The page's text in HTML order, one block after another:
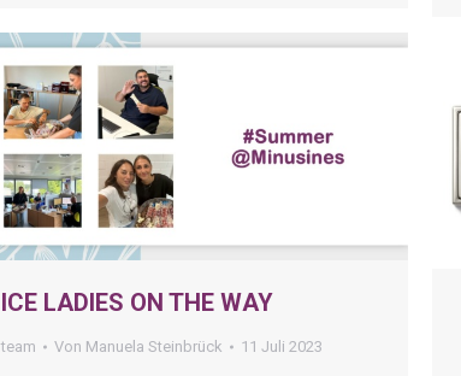
ICE LADIES ON THE WAY
team Von Manuela Steinbrück 11 Juli 2023